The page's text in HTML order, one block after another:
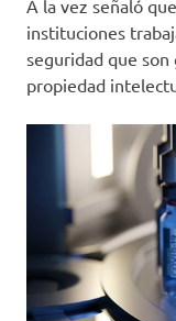
A la vez señaló
instituciones
seguridad que
propiedad